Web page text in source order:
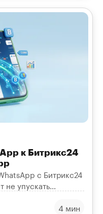
к Битрикс24
с Битрикс24
не упускать
4 мин